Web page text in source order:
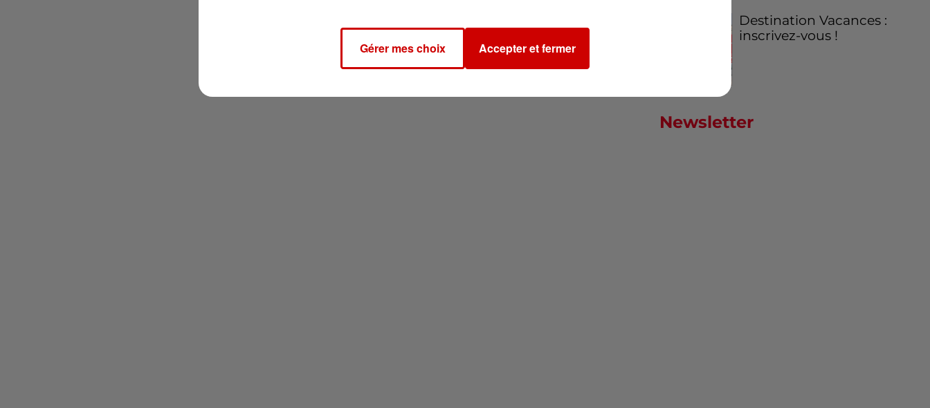
Destination Vacances :
inscrivez-vous !
Newsletter
Gérer mes choix Accepter et fermer